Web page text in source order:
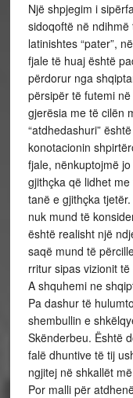
Një shpjegim i
sidoqoftë në
latinishtes “pater”,
fjale të huaj është
përdorur nga
përsipër të futemi
gjerësia me të cilën
“atdhedashuri”
konotacionin
fjale, nënkuptojmë
gjithçka që lidhet
tanë e gjithçka
nuk mund të
është realisht një
saqë mund të
rritur sipas vizionit
A shquhemi ne
Pa dashur të
shembullin e
Skënderbeu. Është
falë dhuntive të tij
ngjitej në shkallët
Por malli për